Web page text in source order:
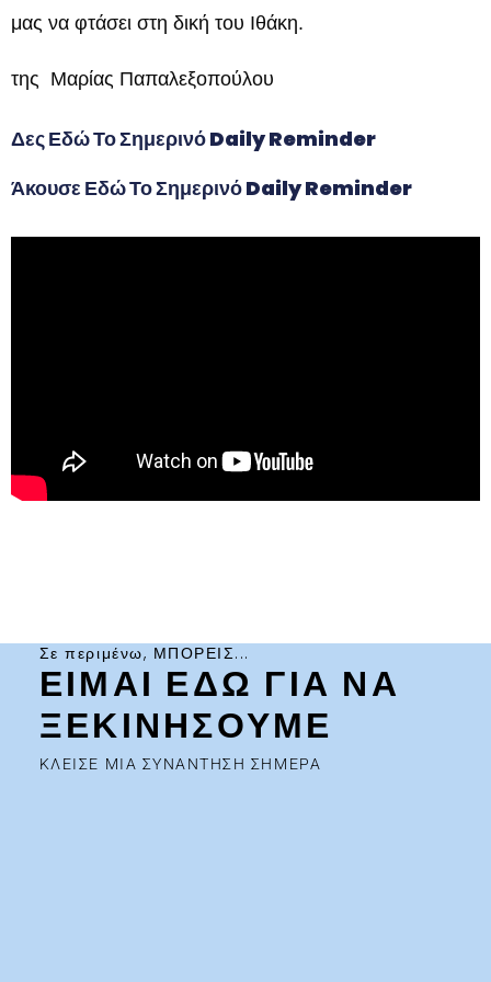
μας να φτάσει στη δική του Ιθάκη.
της Μαρίας Παπαλεξοπούλου
Δες Εδώ Το Σημερινό Daily Reminder
Άκουσε Εδώ Το Σημερινό Daily Reminder
Σε περιμένω, ΜΠΟΡΕΙΣ...
ΕΙΜΑΙ ΕΔΩ ΓΙΑ ΝΑ
ΞΕΚΙΝΗΣΟΥΜΕ
ΚΛΕΙΣΕ ΜΙΑ ΣΥΝΑΝΤΗΣΗ ΣΗΜΕΡΑ